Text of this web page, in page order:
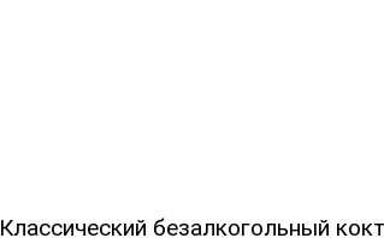
Классический безалкогольный